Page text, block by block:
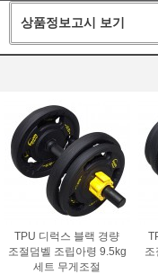
상품정보고시 보기
TPU 디럭스 블랙 경량
조절덤벨 조립아령 9.5kg
세트 무게조절
조